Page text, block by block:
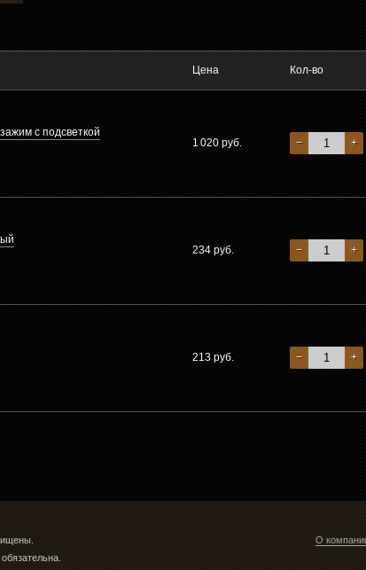
Цена Кол-во
с подсветкой
1 020 руб. − +
234 руб. − +
213 руб. − +
О
обязательна.